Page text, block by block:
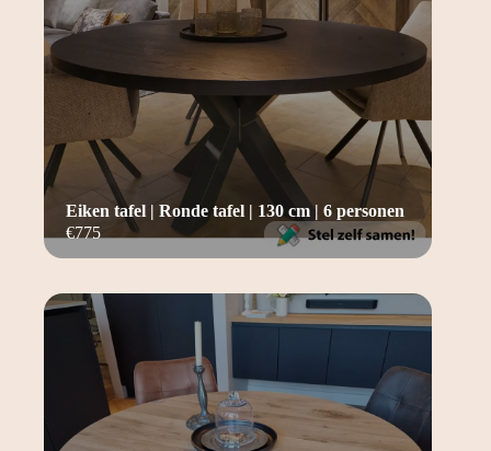
€775
Eiken tafel | Ronde tafel | 130 cm | 6 personen